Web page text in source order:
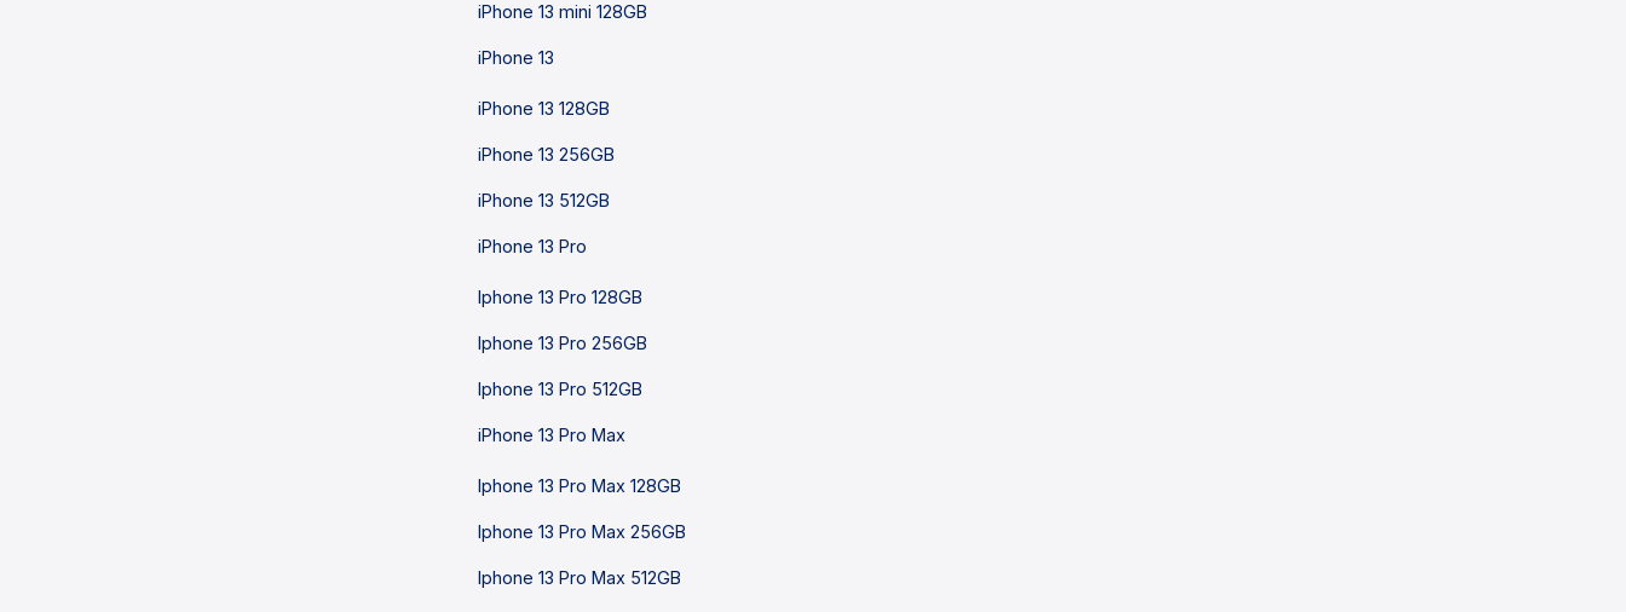
iPhone 13 mini 128GB
iPhone 13
iPhone 13 128GB
iPhone 13 256GB
iPhone 13 512GB
iPhone 13 Pro
Iphone 13 Pro 128GB
Iphone 13 Pro 256GB
Iphone 13 Pro 512GB
iPhone 13 Pro Max
Iphone 13 Pro Max 128GB
Iphone 13 Pro Max 256GB
Iphone 13 Pro Max 512GB